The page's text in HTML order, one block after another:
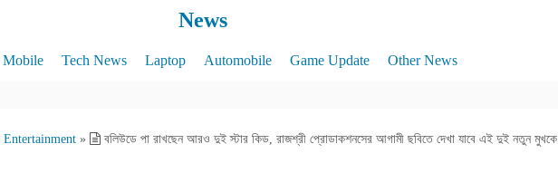
News
Mobile Tech News Laptop Automobile Game Update Other News
Entertainment » বলিউডে পা রাখছেন আরও দুই স্টার কিড, রাজশ্রী প্রোডাকশনসের আগামী ছবিতে দেখা যাবে এই দুই নতুন মুখকে